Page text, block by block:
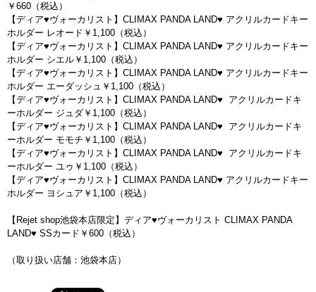
￥660（税込）
【ディア♥ヴォーカリスト】CLIMAX PANDA LAND♥ アクリルカードキー
ホルダー レオード￥1,100（税込）
【ディア♥ヴォーカリスト】CLIMAX PANDA LAND♥ アクリルカードキー
ホルダー シエル￥1,100（税込）
【ディア♥ヴォーカリスト】CLIMAX PANDA LAND♥ アクリルカードキー
ホルダー エーダッシュ￥1,100（税込）
【ディア♥ヴォーカリスト】CLIMAX PANDA LAND♥ アクリルカードキ
ーホルダー ジュダ￥1,100（税込）
【ディア♥ヴォーカリスト】CLIMAX PANDA LAND♥ アクリルカードキ
ーホルダー モモチ￥1,100（税込）
【ディア♥ヴォーカリスト】CLIMAX PANDA LAND♥ アクリルカードキ
ーホルダー ユゥ￥1,100（税込）
【ディア♥ヴォーカリスト】CLIMAX PANDA LAND♥ アクリルカードキー
ホルダー ヨシュア￥1,100（税込）
【Rejet shop池袋本店限定】ディア♥ヴォーカリスト CLIMAX PANDA
LAND♥ SSカード￥600（税込）
（取り扱い店舗：池袋本店）